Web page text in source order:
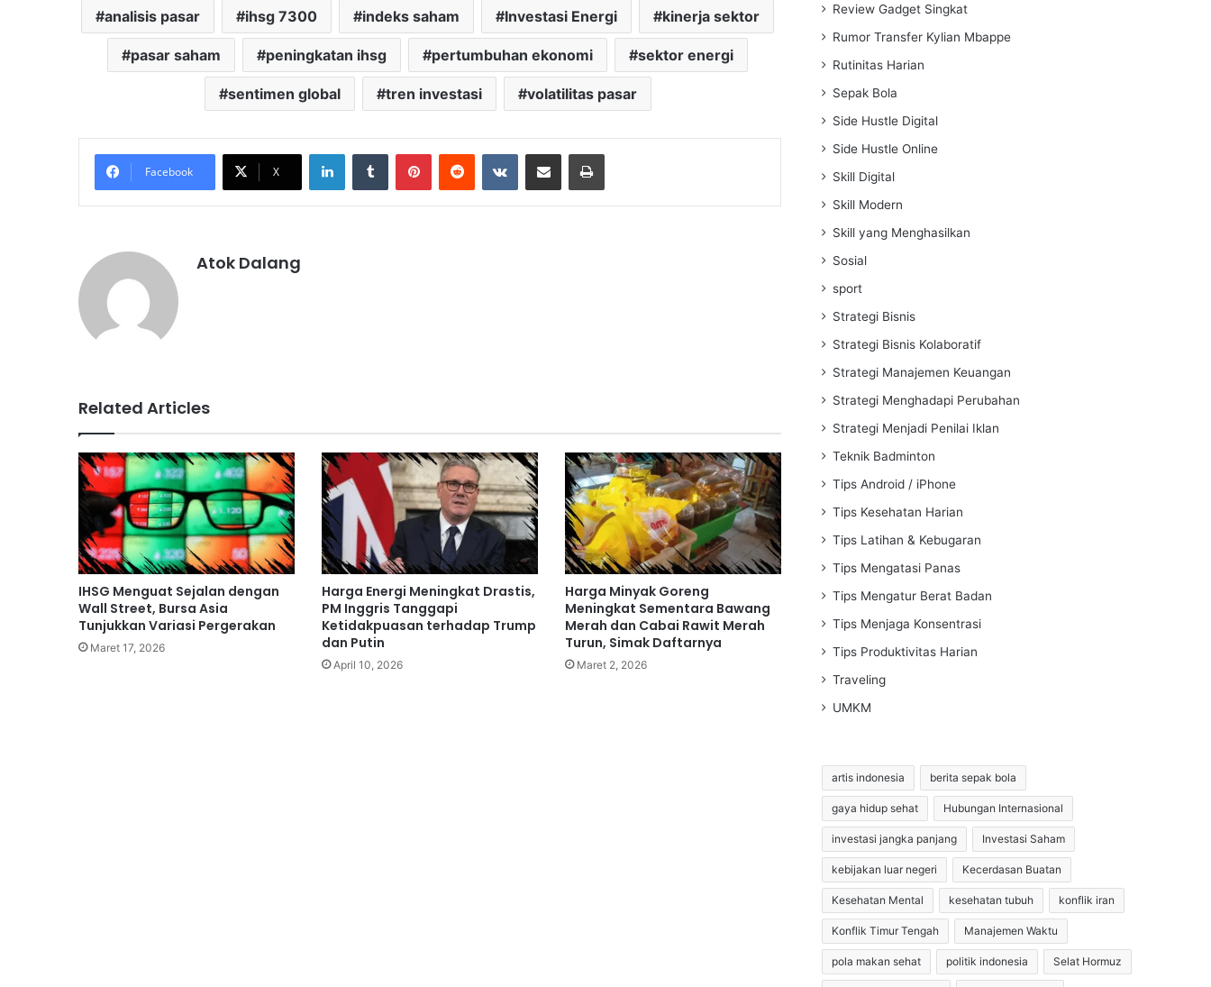
analisis pasar ihsg 7300 indeks saham Investasi Energi kinerja sektor
pasar saham peningkatan ihsg pertumbuhan ekonomi sektor energi
sentimen global tren investasi volatilitas pasar
Facebook X
LinkedInTumblr PinterestReddit VKontakteShare via Email Print
Atok Dalang
Related Articles
IHSG Menguat Sejalan dengan
Wall Street, Bursa Asia
Tunjukkan Variasi Pergerakan
Maret 17, 2026
Harga Energi Meningkat Drastis,
PM Inggris Tanggapi
Ketidakpuasan terhadap Trump
dan Putin
April 10, 2026
Harga Minyak Goreng
Meningkat Sementara Bawang
Merah dan Cabai Rawit Merah
Turun, Simak Daftarnya
Maret 2, 2026
Review Gadget Singkat
Rumor Transfer Kylian Mbappe
Rutinitas Harian
Sepak Bola
Side Hustle Digital
Side Hustle Online
Skill Digital
Skill Modern
Skill yang Menghasilkan
Sosial
sport
Strategi Bisnis
Strategi Bisnis Kolaboratif
Strategi Manajemen Keuangan
Strategi Menghadapi Perubahan
Strategi Menjadi Penilai Iklan
Teknik Badminton
Tips Android / iPhone
Tips Kesehatan Harian
Tips Latihan & Kebugaran
Tips Mengatasi Panas
Tips Mengatur Berat Badan
Tips Menjaga Konsentrasi
Tips Produktivitas Harian
Traveling
UMKM
artis indonesia berita sepak bola
gaya hidup sehat Hubungan Internasional
investasi jangka panjang Investasi Saham
kebijakan luar negeri Kecerdasan Buatan
Kesehatan Mental kesehatan tubuh konflik iran
Konflik Timur Tengah Manajemen Waktu
pola makan sehat politik indonesia Selat Hormuz